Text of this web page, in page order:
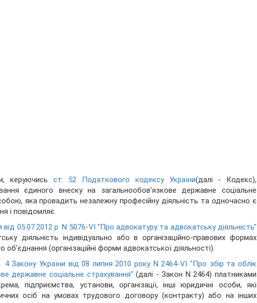
керуючись ст. 52 Податкового кодексу України(далі - Кодекс),
єдиного внеску на загальнообов'язкове державне соціальне
яка провадить незалежну професійну діяльність та одночасно є
і повідомляє.
від 05.07.2012 р. N 5076-VI "Про адвокатуру та адвокатську діяльність"
діяльність індивідуально або в організаційно-правових формах
(організаційні форми адвокатської діяльності).
4 Закону України від 08 липня 2010 року N 2464-VI "Про збір та облік
державне соціальне страхування" (далі - Закон N 2464) платниками
підприємства, установи, організації, інші юридичні особи, які
осіб на умовах трудового договору (контракту) або на інших